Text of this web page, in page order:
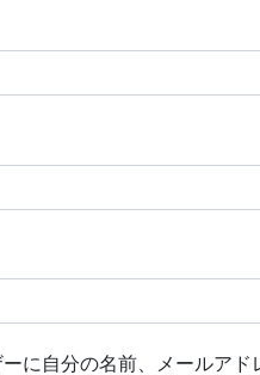
に自分の名前、メールアド